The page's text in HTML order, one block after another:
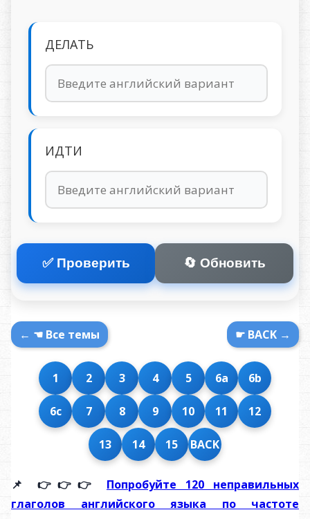
ДЕЛАТЬ
ИДТИ
✅ Проверить 🔄 Обновить
← ☚ Все темы ☛ BACK →
1 2 3 4 5 6a 6b
6c 7 8 9 10 11 12
13 14 15 BACK
📌 👉👉👉 Попробуйте 120 неправильных
глаголов английского языка по частоте